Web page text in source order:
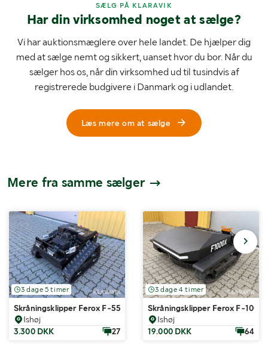
SÆLG PÅ KLARAVIK
Har din virksomhed noget at sælge?
Vi har auktionsmæglere over hele landet. De hjælper dig
med at sælge nemt og sikkert, uanset hvor du bor. Når du
sælger hos os, når din virksomhed ud til tusindvis af
registrerede budgivere i Danmark og i udlandet.
Læs mere om at sælge
Mere fra samme sælger
3 dage 5 timer
Skråningsklipper Ferox F-550A
Ishøj
3.300 DKK
27
3 dage 4 timer
Skråningsklipper Ferox F-1000F
Ishøj
19.000 DKK
64